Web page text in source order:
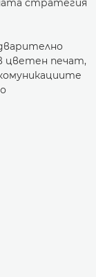
цветен печат,